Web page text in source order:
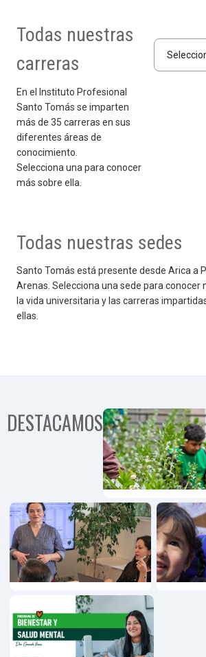
Todas nuestras
carreras
En el Instituto Profesional
Santo Tomás se imparten
más de 35 carreras en sus
diferentes áreas de
conocimiento.
Selecciona una para conocer
más sobre ella.
Selecciona
Todas nuestras sedes
Santo Tomás está presente desde Arica a
Arenas. Selecciona una sede para conocer
la vida universitaria y las carreras
ellas.
DESTACAMOS
Programa
Pymes